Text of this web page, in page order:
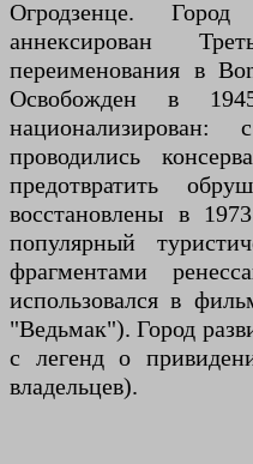
Огродзенце.
аннексирован
переименования в
Освобожден в
проводились
предотвратить
восстановлены в
популярный
фрагментами
использовался в
"Ведьмак"). Город
с легенд о
владельцев).